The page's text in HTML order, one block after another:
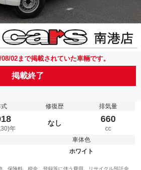
02まで掲載されていた車輛です。
掲載終了
年
修復歴
なし
排気量
660
cc
車体色
ホワイト
、保険料、税金、登録等に伴う費用、リサイクル預託金